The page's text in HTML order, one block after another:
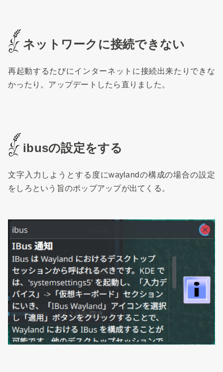
ネットワークに接続できない
再起動するたびにインターネットに接続出来たりできな
かったり。アップデートしたら直りました。
ibusの設定をする
文字入力しようとする度にwaylandの構成の場合の設定
をしろという旨のポップアップが出てくる。